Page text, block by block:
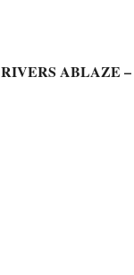
RIVERS ABLAZE –